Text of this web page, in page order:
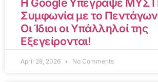
Η Google Υπέγραψε
Συμφωνία με το
Οι Ίδιοι οι Υπάλληλοί της
Εξεγείρονται!
April 28, 2026 No Comments